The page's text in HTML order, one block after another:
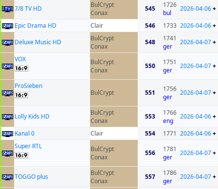
7/8 TV HD
BulCrypt
Conax
545
1726
bul
2026-04-06+
Epic Drama HD Clair 546 1733 2026-04-06+
Deluxe Music HD
BulCrypt
Conax
548
1741
ger
2026-04-07+
VOX
BulCrypt
Conax
550
1751
ger
2026-04-07+
ProSieben
BulCrypt
551
1756
ger
2026-04-07+
Lolly Kids HD
BulCrypt
Conax
553
1766
eng
2026-04-06+
Kanal 0 Clair 554 1771 2026-04-06+
Super RTL
BulCrypt
Conax
556
1781
ger
2026-04-07+
TOGGO plus
BulCrypt
Conax
557
1786
ger
2026-04-07+